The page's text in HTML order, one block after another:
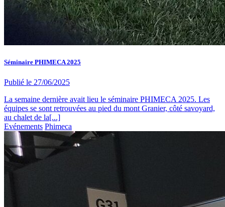
Séminaire PHIMECA 2025
Publié le 27/06/2025
La semaine dernière avait lieu le séminaire PHIMECA 2025. Les
équipes se sont retrouvées au pied du mont Granier, côté savoyard,
au chalet de la[...]
Evénements Phimeca